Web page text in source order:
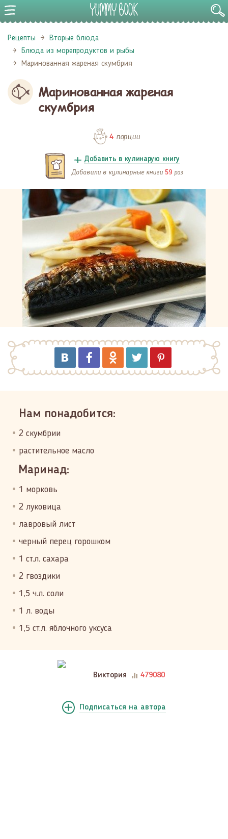
Рецепты
Вторые блюда
Блюда из морепродуктов и рыбы
Маринованная жареная скумбрия
Маринованная жареная
скумбрия
4порции
Добавить в кулинарую книгу
Добавили в кулинарные книги 59 раз
Нам понадобится:
2 скумбрии
растительное масло
Маринад:
1 морковь
2 луковица
лавровый лист
черный перец горошком
1 ст.л. сахара
2 гвоздики
1,5 ч.л. соли
1 л. воды
1,5 ст.л. яблочного уксуса
Виктория 479080
Подписаться на автора